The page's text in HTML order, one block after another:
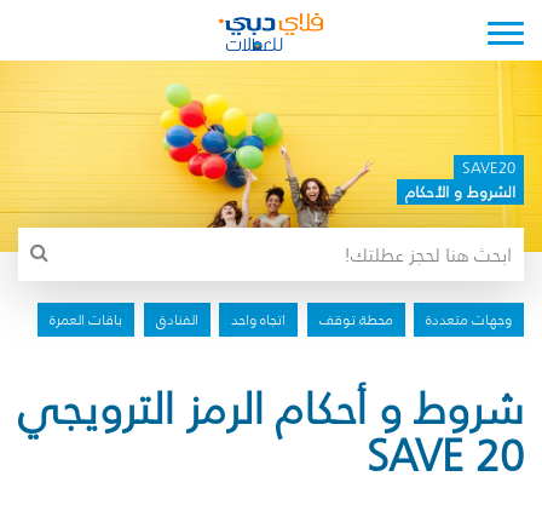
Toggle navigation
SAVE20
الشروط و الأحكام
وجهات متعددة محطة توقف اتجاه واحد الفنادق باقات العمرة
شروط و أحكام الرمز الترويجي
SAVE 20